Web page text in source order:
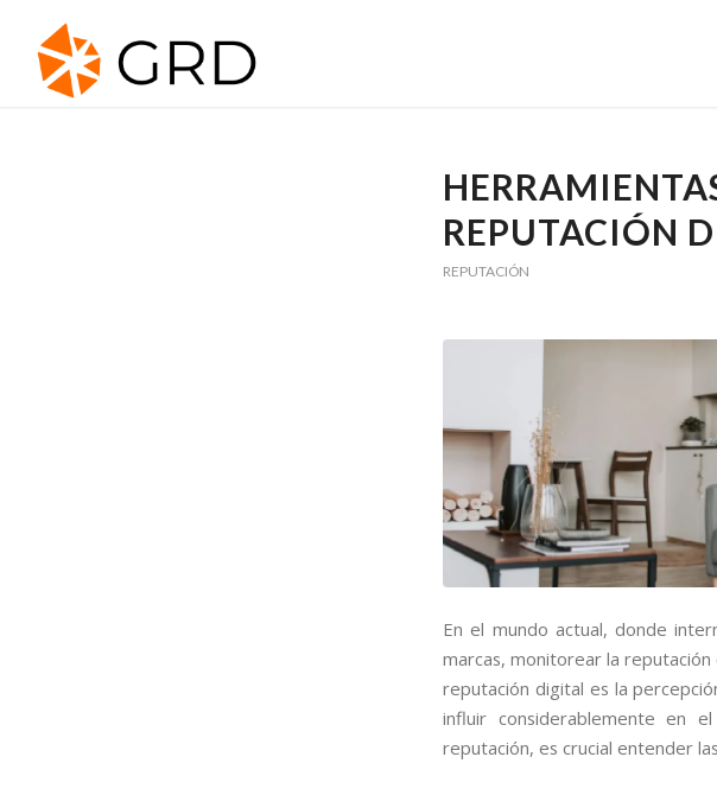
REPUTACIÓN
REPUTACIÓN
En el mundo actual, donde
marcas, monitorear la
reputación digital es la
influir considerablemente en
reputación, es crucial entender